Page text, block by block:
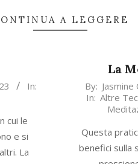
A LEGGERE
In:
cui le
e si
La
La
2023-
03-
By: Jasmine
In: Altre
Questa
benefici sulla